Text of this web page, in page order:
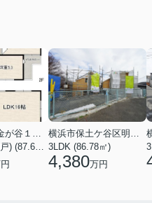
3LDK (86.78㎡)
4,380万円